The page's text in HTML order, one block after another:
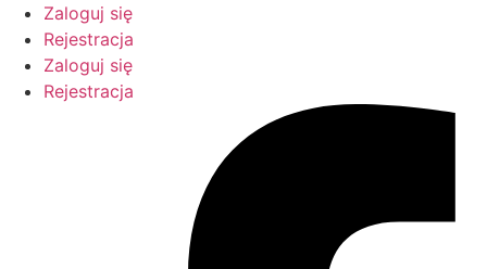
Przejdź
treści
Zaloguj się
Rejestracja
Zaloguj się
Rejestracja